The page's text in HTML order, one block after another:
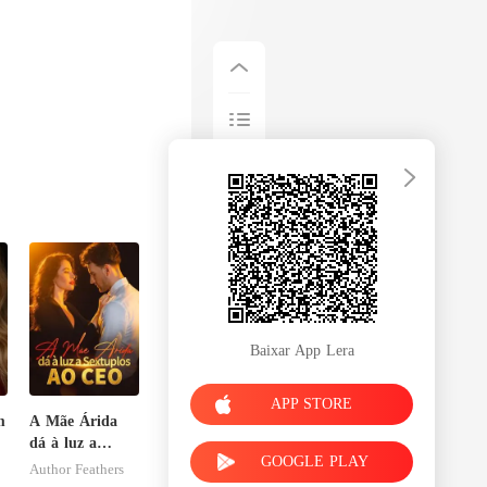
A Mãe Árida
dá à luz a
Sextuplos ao
Author Feathers
Baixar App Lera
APP STORE
GOOGLE PLAY